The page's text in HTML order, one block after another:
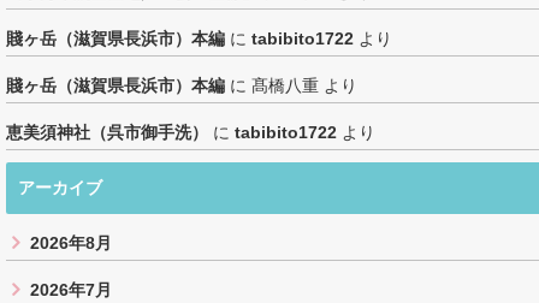
賤ヶ岳（滋賀県長浜市）本編 に tabibito1722 より
賤ヶ岳（滋賀県長浜市）本編 に 髙橋八重 より
恵美須神社（呉市御手洗） に tabibito1722 より
アーカイブ
2026年8月
2026年7月